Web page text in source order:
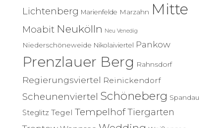
Lichtenberg Marienfelde Marzahn Mitte
Moabit Neukölln Neu Venedig
Niederschöneweide Nikolaiviertel Pankow
Prenzlauer Berg Rahnsdorf
Regierungsviertel Reinickendorf
Scheunenviertel Schöneberg Spandau
Steglitz Tegel TempelhofTiergarten